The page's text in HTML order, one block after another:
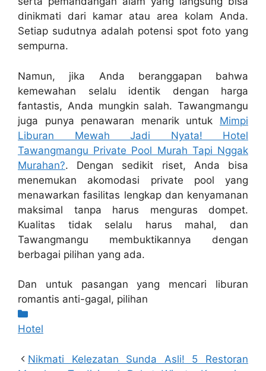
dinikmati dari kamar atau area kolam Anda.
Setiap sudutnya adalah potensi spot foto yang
sempurna.
Namun, jika Anda beranggapan bahwa
kemewahan selalu identik dengan harga
fantastis, Anda mungkin salah. Tawangmangu
juga punya penawaran menarik untuk Mimpi
Liburan Mewah Jadi Nyata! Hotel
Tawangmangu Private Pool Murah Tapi Nggak
Murahan?. Dengan sedikit riset, Anda bisa
menemukan akomodasi private pool yang
menawarkan fasilitas lengkap dan kenyamanan
maksimal tanpa harus menguras dompet.
Kualitas tidak selalu harus mahal, dan
Tawangmangu membuktikannya dengan
berbagai pilihan yang ada.
Dan untuk pasangan yang mencari liburan
romantis anti-gagal, pilihan
Kategori
Hotel
Nikmati Kelezatan Sunda Asli! 5 Restoran